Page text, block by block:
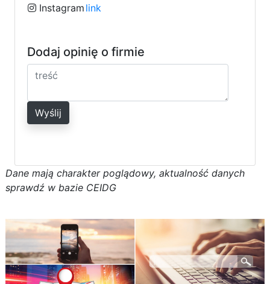
Instagram link
Dodaj opinię o firmie
Wyślij
Dane mają charakter poglądowy, aktualność danych
sprawdź w bazie CEIDG